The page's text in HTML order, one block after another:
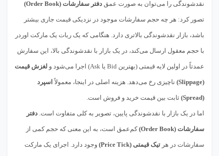
نقدشوندگی را می‌توان به صورت عمق دفتر سفارشات (Order Book)
تصور کرد: هر چه حجم سفارشات موجود در نزدیکی قیمت جاری بیشتر
باشد، بازار نقدشوندگی بالاتری دارد. هنگامی که یک ربات یک مارکت اوردر
با حجم معقول ارسال می‌کند، در یک بازار با نقدشوندگی بالا، این سفارش
عمدتاً در اولین لایه قیمتی (بهترین Bid یا Ask) اجرا می‌شود و لغزش قیمت
(Slippage) ناچیزی رخ می‌دهد. هزینه اصلی در اینجا، معمولاً اسپرد
(Spread) ثابت بین قیمت خرید و فروش است.
اما در یک بازار با نقدشوندگی پایین، تصویر به کلی متفاوت است. دفتر
سفارشات (Order Book) کم‌عمق است، به این معنی که حجم کمی از
سفارشات در هر تیک قیمتی (Price Tick) وجود دارد. اجرای یک مارکت